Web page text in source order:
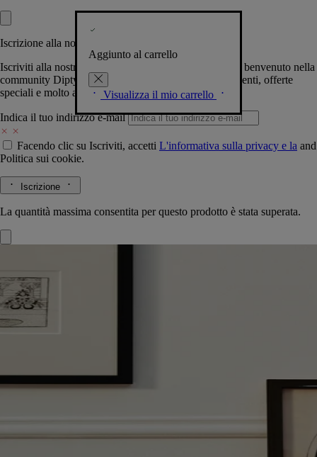
Aggiunto al carrello
Visualizza il mio carrello
Iscrizione alla nostra Newsletter
Iscriviti alla nostra newsletter per permetterci di darti il benvenuto nella
community Diptyque e tenerti al corrente su novità, eventi, offerte
speciali e molto altro.
Indica il tuo indirizzo e-mail
Facendo clic su Iscriviti, accetti L'informativa sulla privacy e la and
Politica sui cookie.
Iscrizione
La quantità massima consentita per questo prodotto è stata superata.